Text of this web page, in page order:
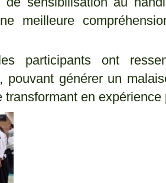
meilleure
participants ont
pouvant générer un
transformant en expérience